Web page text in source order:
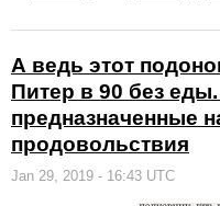
А ведь этот
Питер в 90 без
предназначенные
продовольствия
Jan 29, 2019 - 16:43 UTC